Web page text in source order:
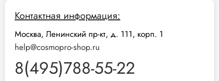
Контактная информация:
Москва, Ленинский пр-кт, д. 111, корп. 1
help@cosmopro-shop.ru
8(495)788-55-22